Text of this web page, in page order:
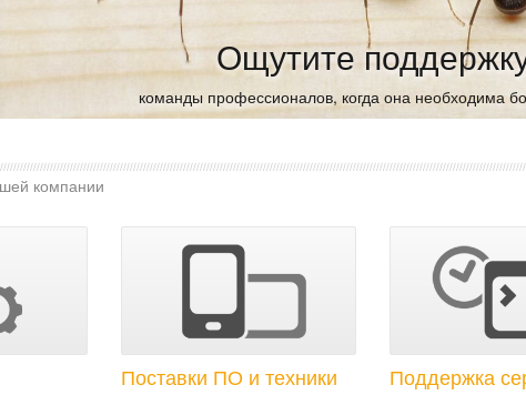
Ощутите
команды профессионалов, когда она необходима
компании
Поставки ПО и техники Поддержка